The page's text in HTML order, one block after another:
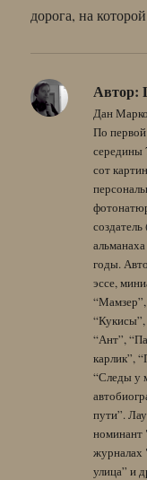
дорога, на
Автор:
Дан
По
середины
сот
годы.
эссе,
“Ант”,
карлик”,
“Следы у
пути”.
номинант
журналах
улица” и